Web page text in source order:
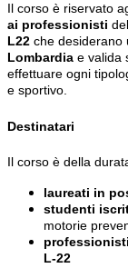
Il corso è riservato
ai professionisti
L22 che desiderano
Lombardia e valida
effettuare ogni
e sportivo.
Destinatari
Il corso è della
laureati in
studenti
motorie
L-22